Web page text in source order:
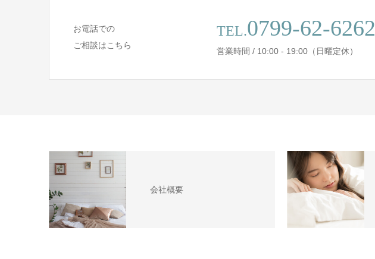
お電話での
ご相談はこちら
TEL.0799-62-6262
営業時間 / 10:00 - 19:00（日曜定休）
会社概要